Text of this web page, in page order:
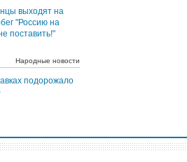
выходят на
"Россию на
поставить!"
Народные новости
подорожало